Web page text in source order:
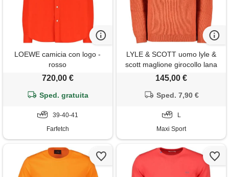
LOEWE camicia con logo -
rosso
720,00 €
Sped. gratuita
39-40-41
Farfetch
LYLE & SCOTT uomo lyle &
scott maglione girocollo lana
cotone costa inglese
145,00 €
Sped. 7,90 €
L
Maxi Sport